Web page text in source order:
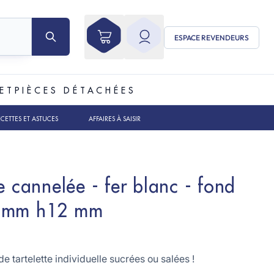
ESPACE REVENDEURS
PIÈCES DÉTACHÉES
ET ASTUCES AFFAIRES À SAISIR
cannelée - fer blanc - fond
h12 mm
tartelette individuelle sucrées ou salées !